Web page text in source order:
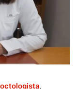
,